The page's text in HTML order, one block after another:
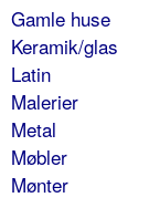
Gamle huse
Keramik/glas
Latin
Malerier
Metal
Møbler
Mønter